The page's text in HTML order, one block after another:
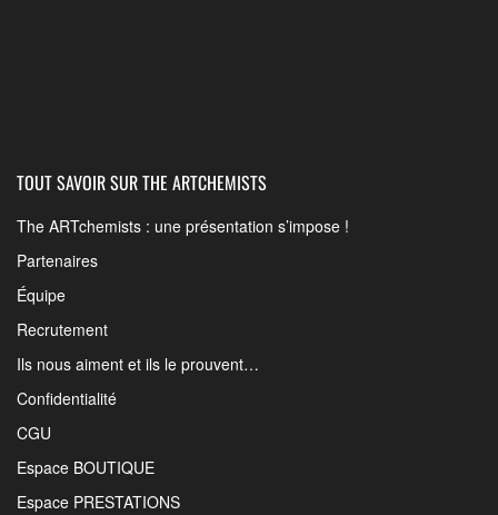
TOUT SAVOIR SUR THE ARTCHEMISTS
The ARTchemists : une présentation s’impose !
Partenaires
Équipe
Recrutement
Ils nous aiment et ils le prouvent…
Confidentialité
CGU
Espace BOUTIQUE
Espace PRESTATIONS